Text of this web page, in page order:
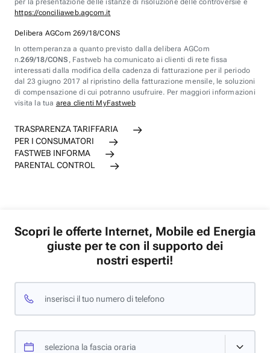
per la presentazione delle istanze di risoluzione delle controversie è
https://conciliaweb.agcom.it
Delibera AGCom 269/18/CONS
In ottemperanza a quanto previsto dalla delibera AGCom
n.269/18/CONS , Fastweb ha comunicato ai clienti di rete fissa
interessati dalla modifica della cadenza di fatturazione per il periodo
dal 23 giugno 2017 al ripristino della fatturazione mensile, le soluzioni
di compensazione di cui potranno usufruire. Per maggiori informazioni
visita la tua area clienti MyFastweb
TRASPARENZA TARIFFARIA
PER I CONSUMATORI
FASTWEB INFORMA
PARENTAL CONTROL
Scopri le offerte Internet, Mobile ed Energia
giuste per te con il supporto dei
nostri esperti!
inserisci il tuo numero di telefono
seleziona la fascia oraria